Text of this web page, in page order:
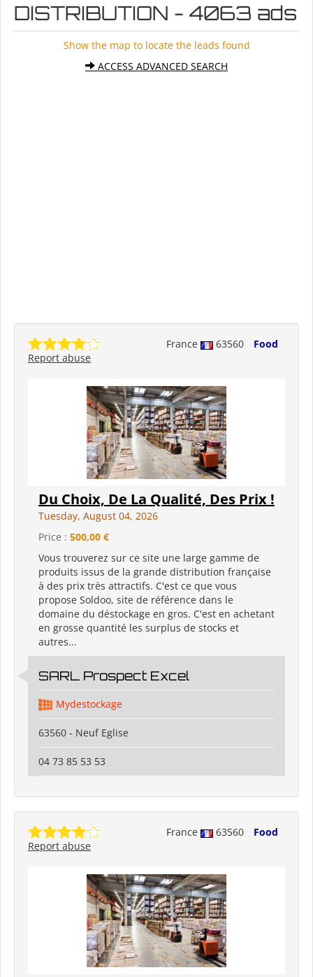
DISTRIBUTION - 4063 ads
Show the map to locate the leads found
ACCESS ADVANCED SEARCH
France 63560
Food
Report abuse
Du Choix, De La Qualité, Des Prix !
Tuesday, August 04, 2026
Price : 500,00 €
Vous trouverez sur ce site une large gamme de
produits issus de la grande distribution française
à des prix très attractifs. C'est ce que vous
propose Soldoo, site de référence dans le
domaine du déstockage en gros. C'est en achetant
en grosse quantité les surplus de stocks et
autres...
SARL Prospect Excel
Mydestockage
63560 - Neuf Eglise
04 73 85 53 53
France 63560
Food
Report abuse